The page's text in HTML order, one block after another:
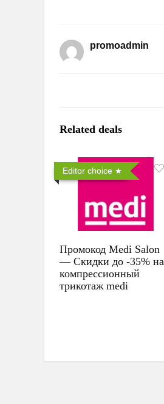
promoadmin
Related deals
Editor choice
Промокод Medi Salon
— Скидки до -35% на
компрессионный
трикотаж medi